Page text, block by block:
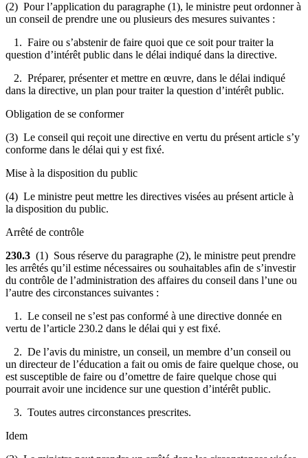
(2) Pour l’application du paragraphe (1), le ministre peut ordonner à
un conseil de prendre une ou plusieurs des mesures suivantes :
1. Faire ou s’abstenir de faire quoi que ce soit pour traiter la
question d’intérêt public dans le délai indiqué dans la directive.
2. Préparer, présenter et mettre en œuvre, dans le délai indiqué
dans la directive, un plan pour traiter la question d’intérêt public.
Obligation de se conformer
(3) Le conseil qui reçoit une directive en vertu du présent article s’y
conforme dans le délai qui y est fixé.
Mise à la disposition du public
(4) Le ministre peut mettre les directives visées au présent article à
la disposition du public.
Arrêté de contrôle
230.3 (1) Sous réserve du paragraphe (2), le ministre peut prendre
les arrêtés qu’il estime nécessaires ou souhaitables afin de s’investir
du contrôle de l’administration des affaires du conseil dans l’une ou
l’autre des circonstances suivantes :
1. Le conseil ne s’est pas conformé à une directive donnée en
vertu de l’article 230.2 dans le délai qui y est fixé.
2. De l’avis du ministre, un conseil, un membre d’un conseil ou
un directeur de l’éducation a fait ou omis de faire quelque chose, ou
est susceptible de faire ou d’omettre de faire quelque chose qui
pourrait avoir une incidence sur une question d’intérêt public.
3. Toutes autres circonstances prescrites.
Idem